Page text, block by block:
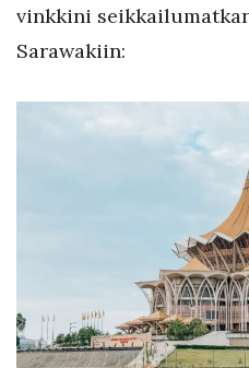
vinkkini
Sarawakiin: